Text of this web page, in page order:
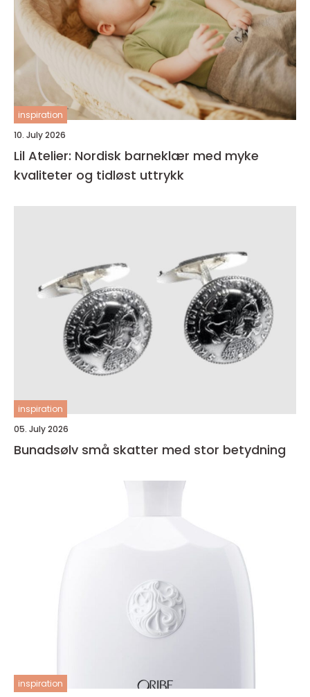
inspiration
10. July 2026
Lil Atelier: Nordisk barneklær med myke
kvaliteter og tidløst uttrykk
inspiration
05. July 2026
Bunadsølv små skatter med stor betydning
inspiration